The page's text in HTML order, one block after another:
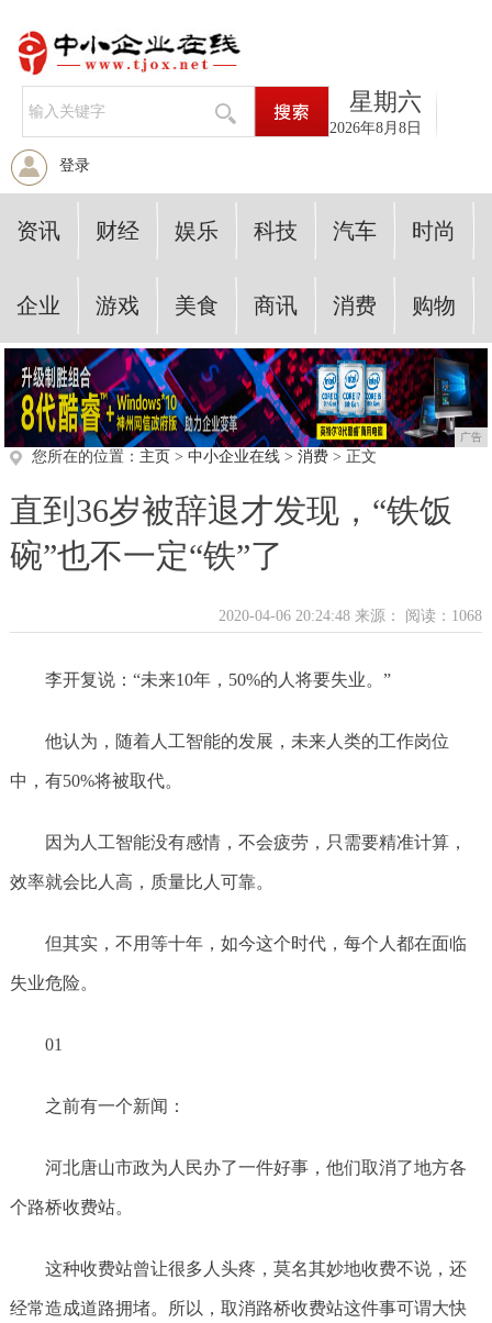
星期六
2026年8月8日
登录
资讯 财经 娱乐 科技 汽车 时尚
企业 游戏 美食 商讯 消费 购物
广告
您所在的位置： 主页 > 中小企业在线> 消费> 正文
直到36岁被辞退才发现，“铁饭
碗”也不一定“铁”了
2020-04-06 20:24:48 来源： 阅读：1068
李开复说：“未来10年，50%的人将要失业。”
他认为，随着人工智能的发展，未来人类的工作岗位
中，有50%将被取代。
因为人工智能没有感情，不会疲劳，只需要精准计算，
效率就会比人高，质量比人可靠。
但其实，不用等十年，如今这个时代，每个人都在面临
失业危险。
01
之前有一个新闻：
河北唐山市政为人民办了一件好事，他们取消了地方各
个路桥收费站。
这种收费站曾让很多人头疼，莫名其妙地收费不说，还
经常造成道路拥堵。所以，取消路桥收费站这件事可谓大快